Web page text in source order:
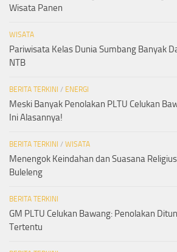
Wisata Panen
WISATA
Pariwisata Kelas Dunia Sumbang Banyak
NTB
BERITA TERKINI / ENERGI
Meski Banyak Penolakan PLTU Celukan
Ini Alasannya!
BERITA TERKINI / WISATA
Menengok Keindahan dan Suasana
Buleleng
BERITA TERKINI
GM PLTU Celukan Bawang: Penolakan
Tertentu